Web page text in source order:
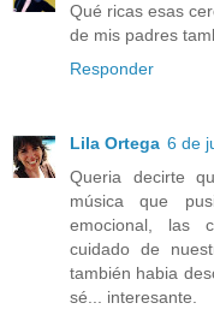
Qué ricas esas
de mis padres
Responder
Lila Ortega 6 de
Queria decirte
música que
emocional, las
cuidado de
también habia
sé... interesante.